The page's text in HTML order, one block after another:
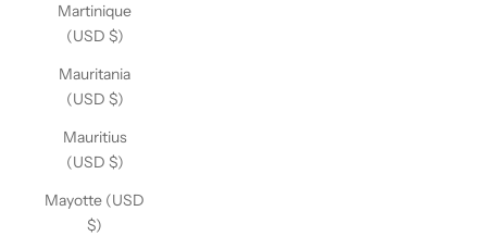
Martinique
(USD $)
Mauritania
(USD $)
Mauritius
(USD $)
Mayotte (USD
$)